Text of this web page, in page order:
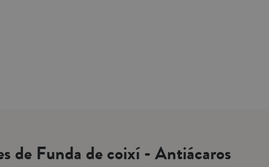
de Funda de coixí - Antiácaros